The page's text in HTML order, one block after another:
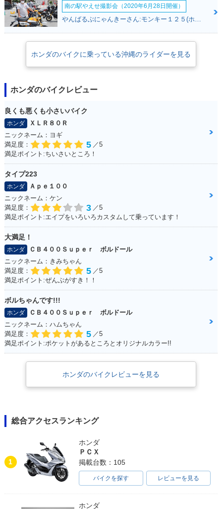
南の駅やえせ撮影会（2020年6月28日開催）
やんばるぶにゃんきーさん:モンキー１２５(ホンダ)
ホンダのバイクに乗っている沖縄のライダーを見る
ホンダのバイクレビュー
良くも悪くも小さいバイク
ホンダ
ＸＬＲ８０Ｒ
ニックネーム：ヨギ
満足度：
5 ／5
満足ポイント:ちいさいところ！
タイプ223
ホンダ
Ａｐｅ１００
ニックネーム：ケン
満足度：
3 ／5
満足ポイント:エイプをいろいろカスタムして乗っています！
大満足！
ホンダ
ＣＢ４００Ｓｕｐｅｒ ボルドール
ニックネーム：きみちゃん
満足度：
5 ／5
満足ポイント:ぜんぶがすき！！
ボルちゃんです!!!
ホンダ
ＣＢ４００Ｓｕｐｅｒ ボルドール
ニックネーム：ハムちゃん
満足度：
5 ／5
満足ポイント:ポケットがあるところとオリジナルカラー!!
ホンダのバイクレビューを見る
総合アクセスランキング
1
ホンダ
ＰＣＸ
掲載台数：105
バイクを探す レビューを見る
ホンダ